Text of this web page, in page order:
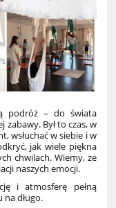
podróż – do świata
zabawy. Był to czas, w
wsłuchać w siebie i w
jak wiele piękna
chwilach. Wiemy, że
naszych emocji.
i atmosferę pełną
na długo.